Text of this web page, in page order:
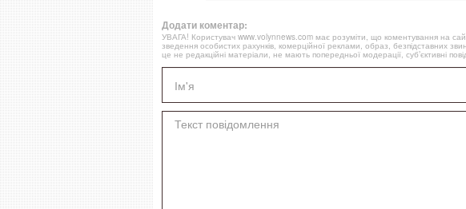
Додати коментар:
УВАГА! Користувач www.volynnews.com має розуміти, що коментування на
зведення особистих рахунків, комерційної реклами, образ, безпідставних
це не редакційні матеріали, не мають попередньої модерації, суб’єктивні